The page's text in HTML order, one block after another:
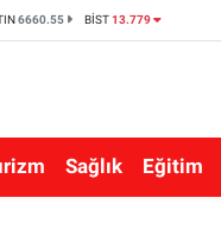
6660.55 BİST13.779
Sağlık Eğitim